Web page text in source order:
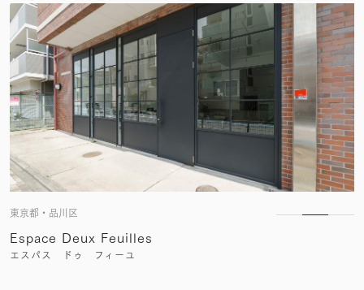
東京都・品川区
Espace Deux Feuilles
エスパス ドゥ フィーユ